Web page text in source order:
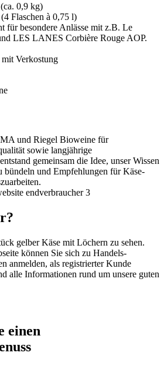
0,9 kg)
Flaschen à 0,75 l)
für besondere Anlässe mit z.B. Le
LES LANES Corbière Rouge AOP.
Verkostung
und Riegel Bioweine für
sowie langjährige
gemeinsam die Idee, unser Wissen
bündeln und Empfehlungen für Käse-
können Sie sich zu Handels-
anmelden, als registrierter Kunde
alle Informationen rund um unsere guten
einen